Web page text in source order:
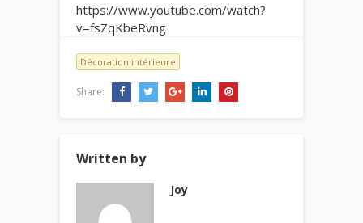
https://www.youtube.com/watch?
v=fsZqKbeRvng
Décoration intérieure
Share:
Written by
Joy